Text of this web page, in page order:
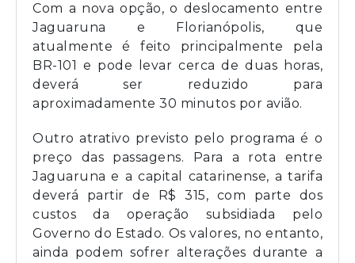
Com a nova opção, o deslocamento entre
Jaguaruna e Florianópolis, que
atualmente é feito principalmente pela
BR-101 e pode levar cerca de duas horas,
deverá ser reduzido para
aproximadamente 30 minutos por avião.
Outro atrativo previsto pelo programa é o
preço das passagens. Para a rota entre
Jaguaruna e a capital catarinense, a tarifa
deverá partir de R$ 315, com parte dos
custos da operação subsidiada pelo
Governo do Estado. Os valores, no entanto,
ainda podem sofrer alterações durante a